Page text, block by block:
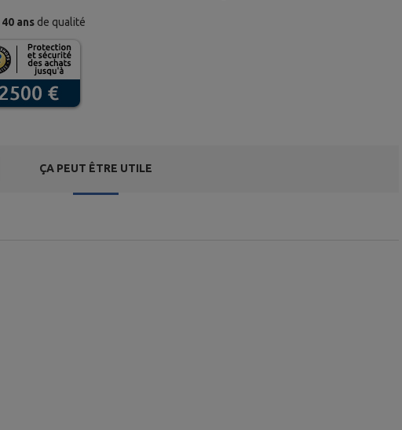
40 ans de qualité
ÇA PEUT ÊTRE UTILE